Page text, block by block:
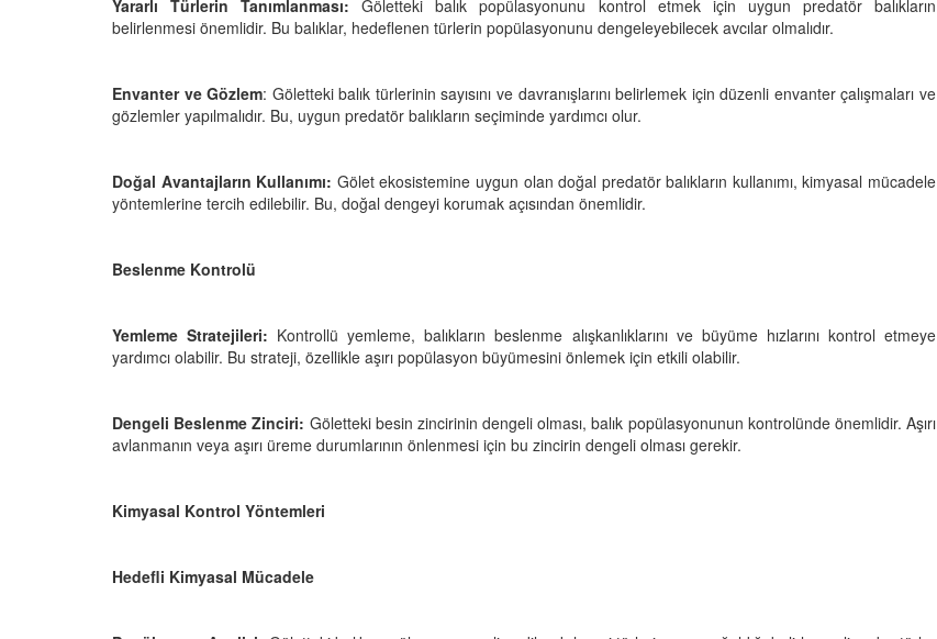
Yararlı Türlerin Tanımlanması: Göletteki balık popülasyonunu kontrol etmek için uygun predatör balıkların
belirlenmesi önemlidir. Bu balıklar, hedeflenen türlerin popülasyonunu dengeleyebilecek avcılar olmalıdır.
Envanter ve Gözlem: Göletteki balık türlerinin sayısını ve davranışlarını belirlemek için düzenli envanter çalışmaları ve
gözlemler yapılmalıdır. Bu, uygun predatör balıkların seçiminde yardımcı olur.
Doğal Avantajların Kullanımı: Gölet ekosistemine uygun olan doğal predatör balıkların kullanımı, kimyasal mücadele
yöntemlerine tercih edilebilir. Bu, doğal dengeyi korumak açısından önemlidir.
Beslenme Kontrolü
Yemleme Stratejileri: Kontrollü yemleme, balıkların beslenme alışkanlıklarını ve büyüme hızlarını kontrol etmeye
yardımcı olabilir. Bu strateji, özellikle aşırı popülasyon büyümesini önlemek için etkili olabilir.
Dengeli Beslenme Zinciri: Göletteki besin zincirinin dengeli olması, balık popülasyonunun kontrolünde önemlidir. Aşırı
avlanmanın veya aşırı üreme durumlarının önlenmesi için bu zincirin dengeli olması gerekir.
Kimyasal Kontrol Yöntemleri
Hedefli Kimyasal Mücadele